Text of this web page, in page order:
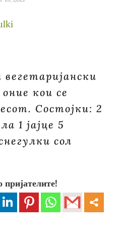
кои се
Состојки: 2
1 јајце 5
сол
пријателите!